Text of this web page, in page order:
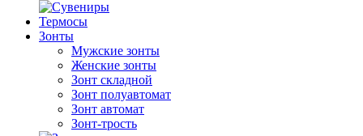
Термосы
Зонты
Мужские зонты
Женские зонты
Зонт складной
Зонт полуавтомат
Зонт автомат
Зонт-трость